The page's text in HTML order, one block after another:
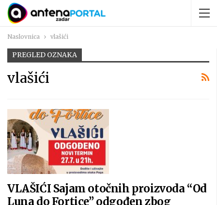
Naslovnica vlašići
PREGLED OZNAKA
vlašići
VLAŠIĆI Sajam otočnih proizvoda “Od
Luna do Fortice” odgođen zbog